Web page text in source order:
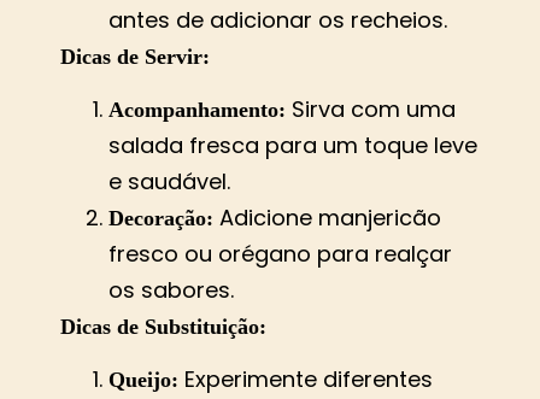
antes de adicionar os recheios.
Dicas de Servir:
Acompanhamento: Sirva com uma
salada fresca para um toque leve
e saudável.
Decoração: Adicione manjericão
fresco ou orégano para realçar
os sabores.
Dicas de Substituição:
Queijo: Experimente diferentes